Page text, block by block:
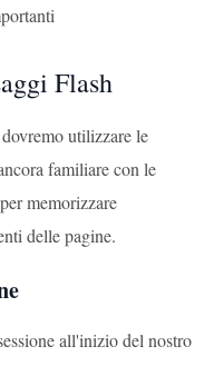
Flash
utilizzare le
familiare con le
memorizzare
delle pagine.
all'inizio del nostro